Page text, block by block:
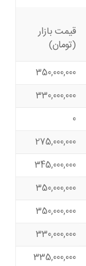
قیمت بازار
(تومان)
350,000,000
330,000,000
0
275,000,000
345,000,000
350,000,000
350,000,000
330,000,000
335,000,000